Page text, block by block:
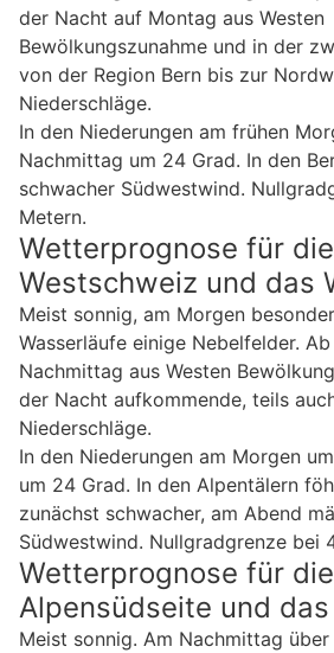
der Nacht auf Montag aus Westen
Bewölkungszunahme und in der
von der Region Bern bis zur
Niederschläge.
In den Niederungen am frühen
Nachmittag um 24 Grad. In den
schwacher Südwestwind.
Metern.
Wetterprognose für die
Westschweiz und das
Meist sonnig, am Morgen
Wasserläufe einige Nebelfelder.
Nachmittag aus Westen
der Nacht aufkommende, teils
Niederschläge.
In den Niederungen am Morgen
um 24 Grad. In den Alpentälern
zunächst schwacher, am Abend
Südwestwind. Nullgradgrenze bei
Wetterprognose für die
Alpensüdseite und
Meist sonnig. Am Nachmittag